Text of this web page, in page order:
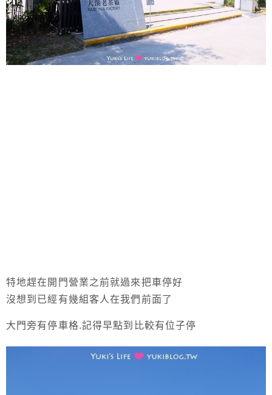
特地趕在開門營業之前就過來把車停好
沒想到已經有幾組客人在我們前面了
大門旁有停車格.記得早點到比較有位子停